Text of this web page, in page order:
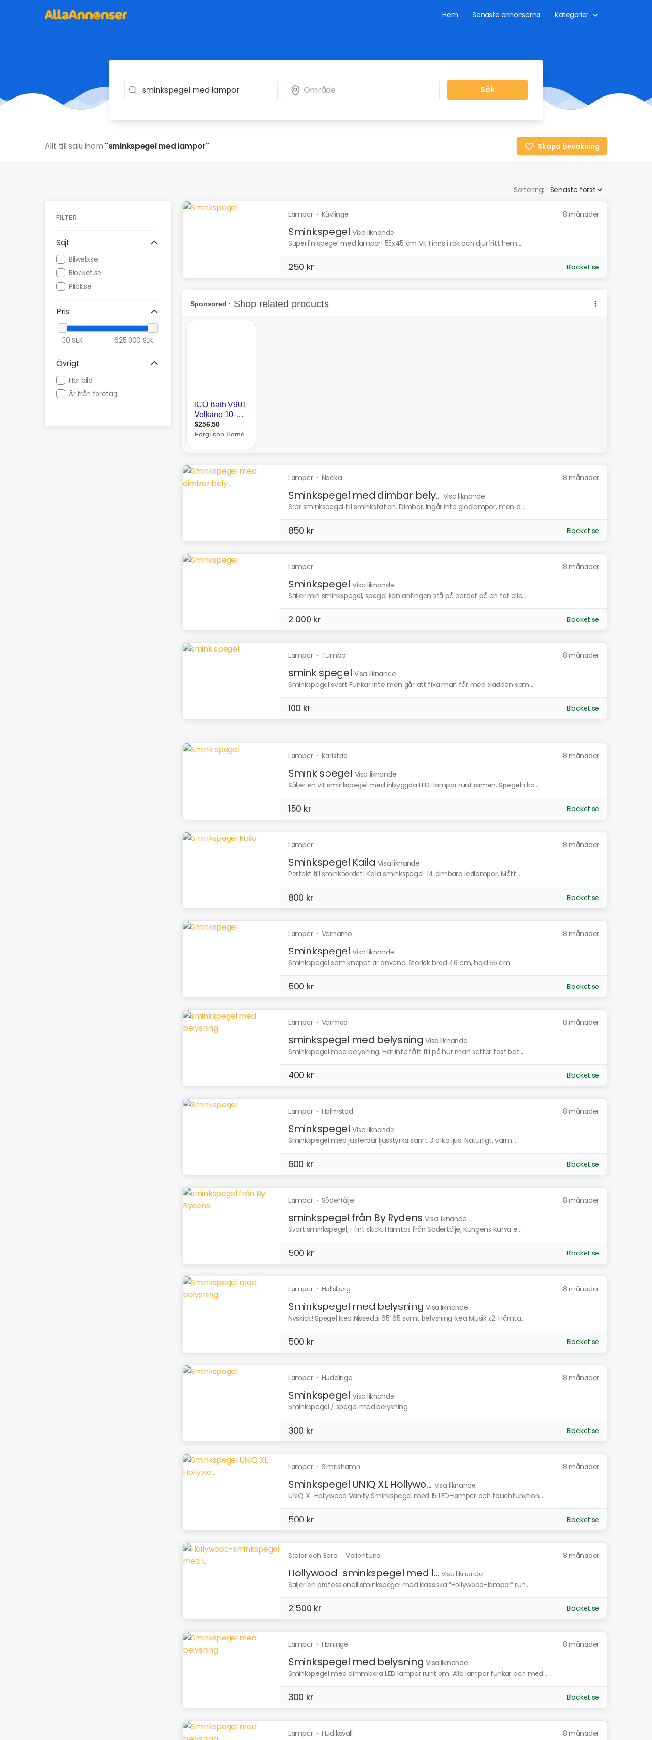
Hem Senaste annonserna Kategorier
Sök
Allt till salu inom "sminkspegel med lampor" Skapa bevakning
Sortering:
FILTER
Sajt
Bilweb.se
Blocket.se
Plick.se
Pris
30 SEK 625 000 SEK
Övrigt
Har bild
Är från företag
Lampor· Kävlinge 8 månader
Sminkspegel Visa liknande
Superfin spegel med lampor! 55x45 cm Vit Finns i rök och djurfritt hem...
250 kr Blocket.se
Lampor· Nacka 8 månader
Sminkspegel med dimbar bely... Visa liknande
Stor sminkspegel till sminkstation. Dimbar. Ingår inte glödlampor, men d...
850 kr Blocket.se
Lampor 8 månader
Sminkspegel Visa liknande
Säljer min sminkspegel, spegel kan antingen stå på bordet på en fot elle...
2 000 kr Blocket.se
Lampor· Tumba 8 månader
smink spegel Visa liknande
Sminkspegel svart Funkar inte men går att fixa man får med sladden som...
100 kr Blocket.se
Lampor· Karlstad 8 månader
Smink spegel Visa liknande
Säljer en vit sminkspegel med inbyggda LED-lampor runt ramen. Spegeln ka...
150 kr Blocket.se
Lampor 8 månader
Sminkspegel Kaila Visa liknande
Perfekt till sminkbordet! Kaila sminkspegel, 14 dimbara ledlampor. Mått...
800 kr Blocket.se
Lampor· Värnamo 8 månader
Sminkspegel Visa liknande
Sminkspegel som knappt är använd. Storlek bred 46 cm, höjd 55 cm.
500 kr Blocket.se
Lampor· Värmdö 8 månader
sminkspegel med belysning Visa liknande
Sminkspegel med belysning. Har inte fått till på hur man sätter fast bat...
400 kr Blocket.se
Lampor· Halmstad 8 månader
Sminkspegel Visa liknande
Sminkspegel med justerbar ljusstyrka samt 3 olika ljus. Naturligt, varm...
600 kr Blocket.se
Lampor· Södertälje 8 månader
sminkspegel från By Rydens Visa liknande
Svart sminkspegel, i fint skick. Hämtas från Södertälje, Kungens Kurva e...
500 kr Blocket.se
Lampor· Hallsberg 8 månader
Sminkspegel med belysning Visa liknande
Nyskick! Spegel Ikea Nissedal 65*65 samt belysning Ikea Musik x2. Hämta...
500 kr Blocket.se
Lampor· Huddinge 8 månader
Sminkspegel Visa liknande
Sminkspegel / spegel med belysning.
300 kr Blocket.se
Lampor· Simrishamn 8 månader
Sminkspegel UNIQ XL Hollywo... Visa liknande
UNIQ XL Hollywood Vanity Sminkspegel med 15 LED-lampor och touchfunktion...
500 kr Blocket.se
Stolar och Bord · Vallentuna 8 månader
Hollywood-sminkspegel med l... Visa liknande
Säljer en professionell sminkspegel med klassiska ”Hollywood-lampor” run...
2 500 kr Blocket.se
Lampor· Haninge 8 månader
Sminkspegel med belysning Visa liknande
Sminkspegel med dimmbara LED lampor runt om. Alla lampor funkar och med...
300 kr Blocket.se
Lampor· Hudiksvall 8 månader